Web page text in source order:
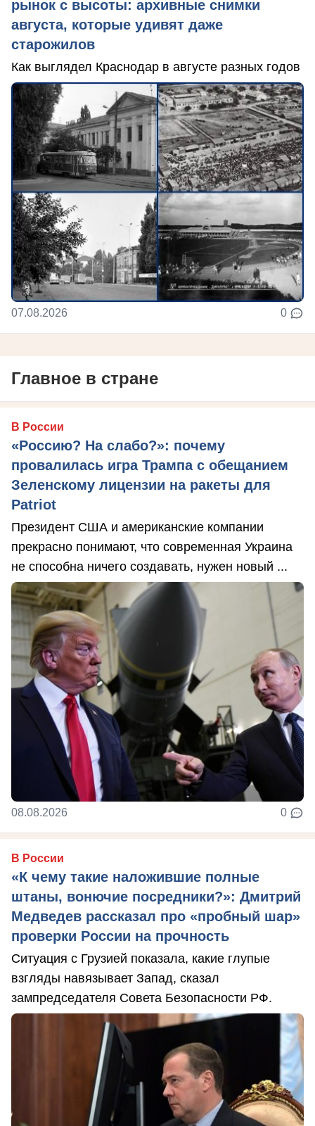
рынок с высоты: архивные снимки
августа, которые удивят даже
старожилов
Как выглядел Краснодар в августе разных годов
07.08.2026 0
Главное в стране
В России
«Россию? На слабо?»: почему
провалилась игра Трампа с обещанием
Зеленскому лицензии на ракеты для
Patriot
Президент США и американские компании
прекрасно понимают, что современная Украина
не способна ничего создавать, нужен новый ...
08.08.2026 0
В России
«К чему такие наложившие полные
штаны, вонючие посредники?»: Дмитрий
Медведев рассказал про «пробный шар»
проверки России на прочность
Ситуация с Грузией показала, какие глупые
взгляды навязывает Запад, сказал
зампредседателя Совета Безопасности РФ.